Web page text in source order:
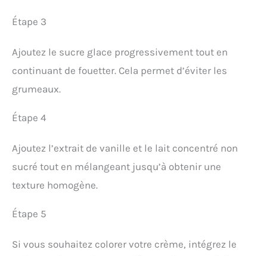
Étape 3
Ajoutez le sucre glace progressivement tout en
continuant de fouetter. Cela permet d’éviter les
grumeaux.
Étape 4
Ajoutez l’extrait de vanille et le lait concentré non
sucré tout en mélangeant jusqu’à obtenir une
texture homogène.
Étape 5
Si vous souhaitez colorer votre crème, intégrez le